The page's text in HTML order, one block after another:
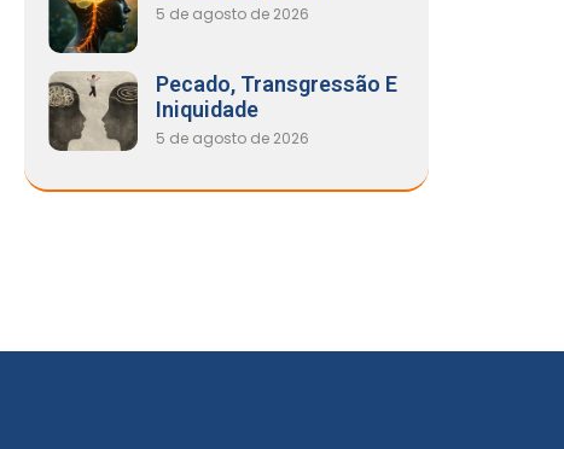
5 de agosto de 2026
Pecado, Transgressão E
Iniquidade
5 de agosto de 2026